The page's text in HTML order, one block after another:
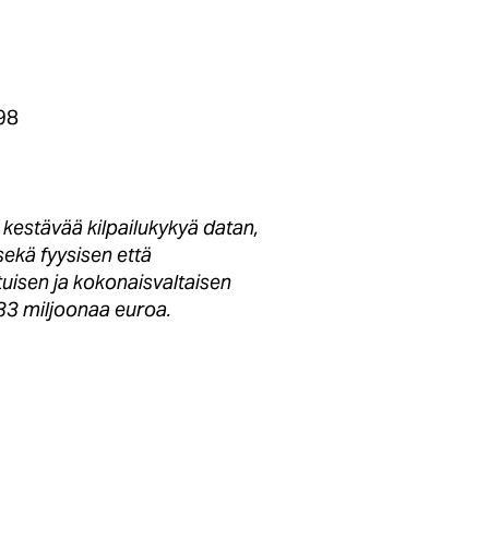
kilpailukykyä datan,
fyysisen että
ja kokonaisvaltaisen
miljoonaa euroa.